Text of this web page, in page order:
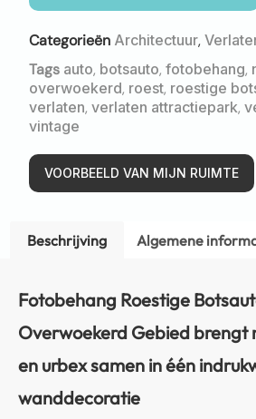
Categorieën Architectuur,
Tags auto, botsauto, fotobehang,
overwoekerd, roest, roestige
verlaten, verlaten attractiepark,
vintage
VOORBEELD VAN MIJN RUIMTE
Beschrijving Algemene
Fotobehang Roestige
Overwoekerd Gebied brengt
en urbex samen in één
wanddecoratie